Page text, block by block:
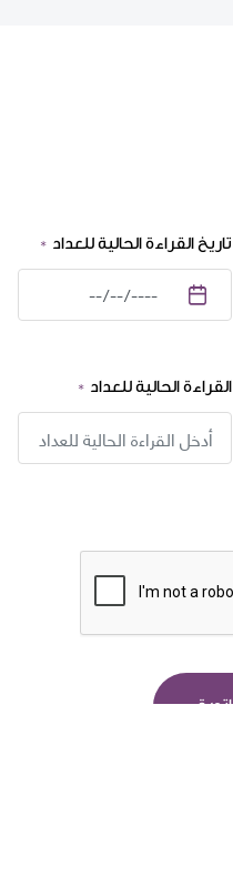
تاريخ القراءة الحالية للعداد
القراءة الحالية للعداد